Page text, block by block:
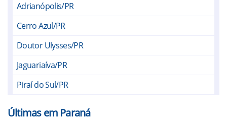
Adrianópolis/PR
Cerro Azul/PR
Doutor Ulysses/PR
Jaguariaíva/PR
Piraí do Sul/PR
Últimas em Paraná